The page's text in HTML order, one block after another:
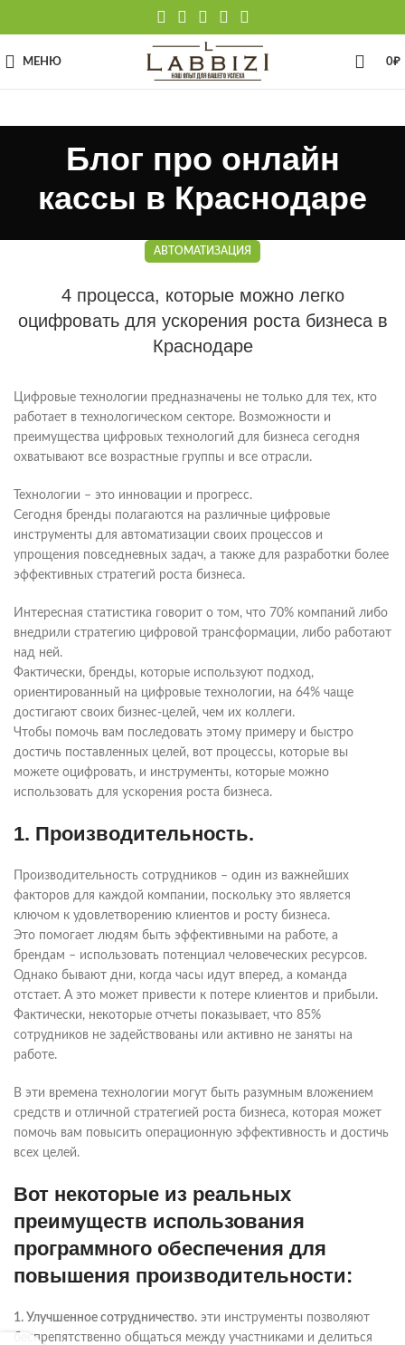
МЕНЮ 0₽
Блог про онлайн
кассы в Краснодаре
АВТОМАТИЗАЦИЯ
4 процесса, которые можно легко
оцифровать для ускорения роста бизнеса в
Краснодаре
Цифровые технологии предназначены не только для тех, кто
работает в технологическом секторе. Возможности и
преимущества цифровых технологий для бизнеса сегодня
охватывают все возрастные группы и все отрасли.
Технологии – это инновации и прогресс.
Сегодня бренды полагаются на различные цифровые
инструменты для автоматизации своих процессов и
упрощения повседневных задач, а также для разработки более
эффективных стратегий роста бизнеса.
Интересная статистика говорит о том, что 70% компаний либо
внедрили стратегию цифровой трансформации, либо работают
над ней.
Фактически, бренды, которые используют подход,
ориентированный на цифровые технологии, на 64% чаще
достигают своих бизнес-целей, чем их коллеги.
Чтобы помочь вам последовать этому примеру и быстро
достичь поставленных целей, вот процессы, которые вы
можете оцифровать, и инструменты, которые можно
использовать для ускорения роста бизнеса.
1. Производительность.
Производительность сотрудников – один из важнейших
факторов для каждой компании, поскольку это является
ключом к удовлетворению клиентов и росту бизнеса.
Это помогает людям быть эффективными на работе, а
брендам – использовать потенциал человеческих ресурсов.
Однако бывают дни, когда часы идут вперед, а команда
отстает. А это может привести к потере клиентов и прибыли.
Фактически, некоторые отчеты показывает, что 85%
сотрудников не задействованы или активно не заняты на
работе.
В эти времена технологии могут быть разумным вложением
средств и отличной стратегией роста бизнеса, которая может
помочь вам повысить операционную эффективность и достичь
всех целей.
Вот некоторые из реальных
преимуществ использования
программного обеспечения для
повышения производительности:
1. Улучшенное сотрудничество. эти инструменты позволяют
беспрепятственно общаться между участниками и делиться